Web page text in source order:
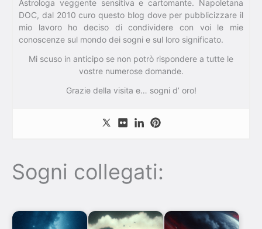
Astrologa veggente sensitiva e cartomante. Napoletana
DOC, dal 2010 curo questo blog dove per pubblicizzare il
mio lavoro ho deciso di condividere con voi le mie
conoscenze sul mondo dei sogni e sul loro significato.
Mi scuso in anticipo se non potrò rispondere a tutte le
vostre numerose domande.
Grazie della visita e… sogni d’ oro!
Sogni collegati: